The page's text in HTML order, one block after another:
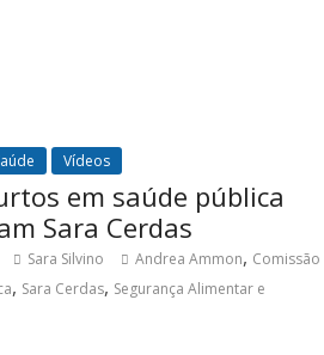
Vídeos
em saúde pública
Sara Cerdas
Sara Silvino Andrea Ammon, Comissão
, Sara Cerdas, Segurança Alimentar e